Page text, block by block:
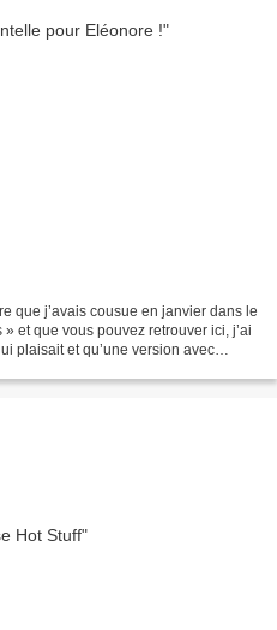
que j’avais cousue en janvier dans le
et que vous pouvez retrouver ici, j’ai
plaisait et qu’une version avec